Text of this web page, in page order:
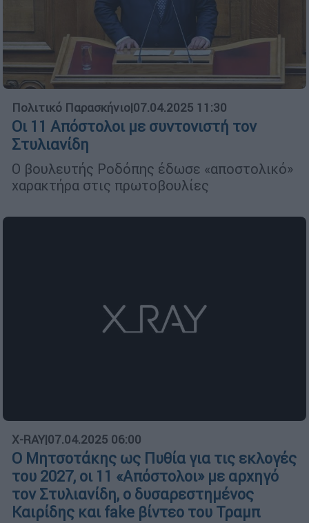
Πολιτικό Παρασκήνιο|07.04.2025 11:30
Οι 11 Απόστολοι με συντονιστή τον
Στυλιανίδη
Ο βουλευτής Ροδόπης έδωσε «αποστολικό»
χαρακτήρα στις πρωτοβουλίες
X-RAY|07.04.2025 06:00
Ο Μητσοτάκης ως Πυθία για τις εκλογές
του 2027, οι 11 «Απόστολοι» με αρχηγό
τον Στυλιανίδη, ο δυσαρεστημένος
Καιρίδης και fake βίντεο του Τραμπ